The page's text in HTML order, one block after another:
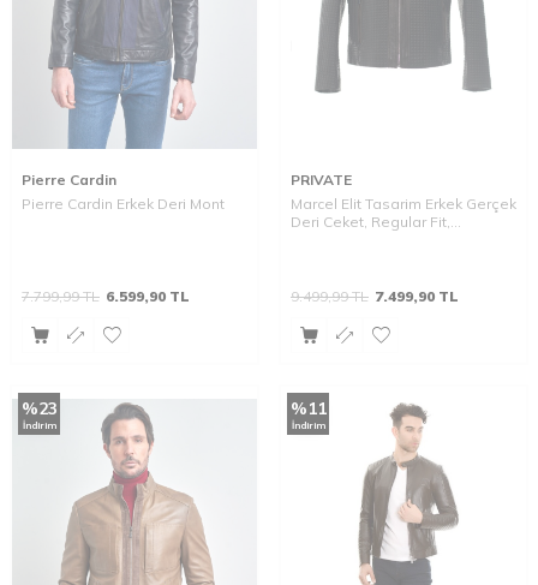
Pierre Cardin
Pierre Cardin Erkek Deri Mont
7.799,99TL 6.599,90 TL
PRIVATE
Marcel Elit Tasarim Erkek Gerçek
Deri Ceket, Regular Fit,
9.499,99TL 7.499,90 TL
%23
İndirim
%11
İndirim